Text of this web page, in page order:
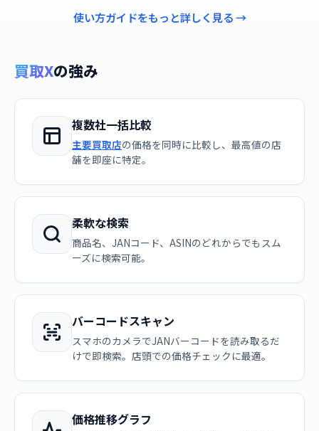
使い方ガイドをもっと詳しく見る →
買取Xの強み
複数社一括比較
主要買取店の価格を同時に比較し、最高値の店
舗を即座に特定。
柔軟な検索
商品名、JANコード、ASINのどれからでもスム
ーズに検索可能。
バーコードスキャン
スマホのカメラでJANバーコードを読み取るだ
けで即検索。店頭での価格チェックに最適。
価格推移グラフ